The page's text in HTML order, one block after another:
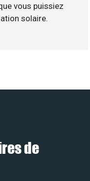
vous puissiez
solaire.
de